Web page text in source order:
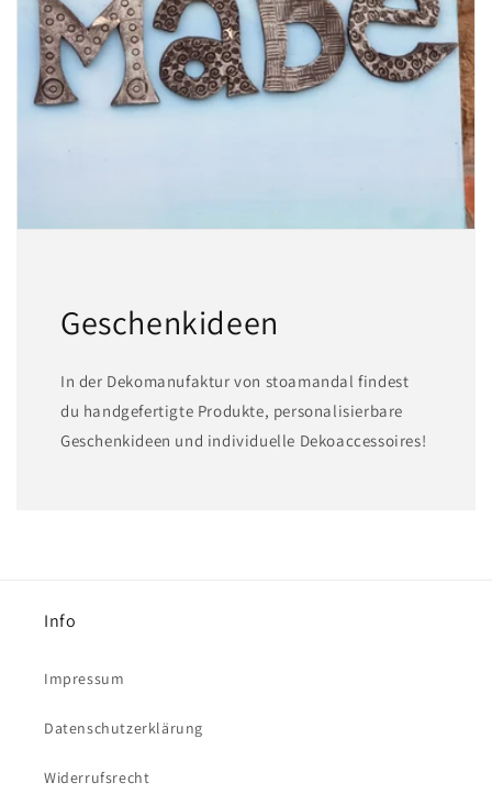
Geschenkideen
In der Dekomanufaktur von stoamandal findest
du handgefertigte Produkte, personalisierbare
Geschenkideen und individuelle Dekoaccessoires!
Info
Impressum
Datenschutzerklärung
Widerrufsrecht